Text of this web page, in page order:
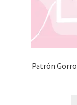
Patrón